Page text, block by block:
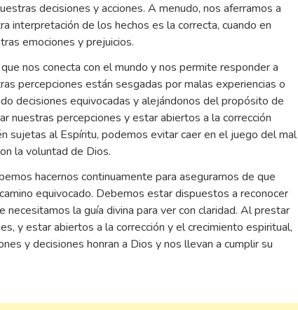
decisiones y acciones. A menudo, nos aferramos a
interpretación de los hechos es la correcta, cuando en
emociones y prejuicios.
nos conecta con el mundo y nos permite responder a
percepciones están sesgadas por malas experiencias o
decisiones equivocadas y alejándonos del propósito de
nuestras percepciones y estar abiertos a la corrección
sujetas al Espíritu, podemos evitar caer en el juego del mal
la voluntad de Dios.
hacernos continuamente para asegurarnos de que
equivocado. Debemos estar dispuestos a reconocer
la guía divina para ver con claridad. Al prestar
y estar abiertos a la corrección y el crecimiento espiritual,
y decisiones honran a Dios y nos llevan a cumplir su